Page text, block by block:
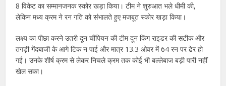
8 विकेट का सम्मानजनक स्कोर खड़ा किया। टीम ने शुरुआत भले धीमी की,
लेकिन मध्य क्रम ने रन गति को संभालते हुए मजबूत स्कोर खड़ा किया।
लक्ष्य का पीछा करने उतरी दून चौंपियन की टीम दून किंग राइडर की सटीक और
तगड़ी गेंदबाजी के आगे टिक न पाई और मात्र 13.3 ओवर में 64 रन पर ढेर हो
गई। उनके शीर्ष क्रम से लेकर निचले क्रम तक कोई भी बल्लेबाज बड़ी पारी नहीं
खेल सका।